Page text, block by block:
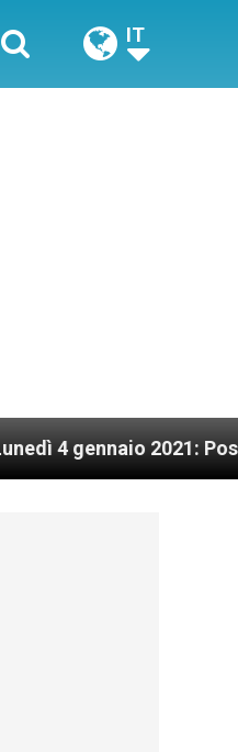
IT
2021: Possesso